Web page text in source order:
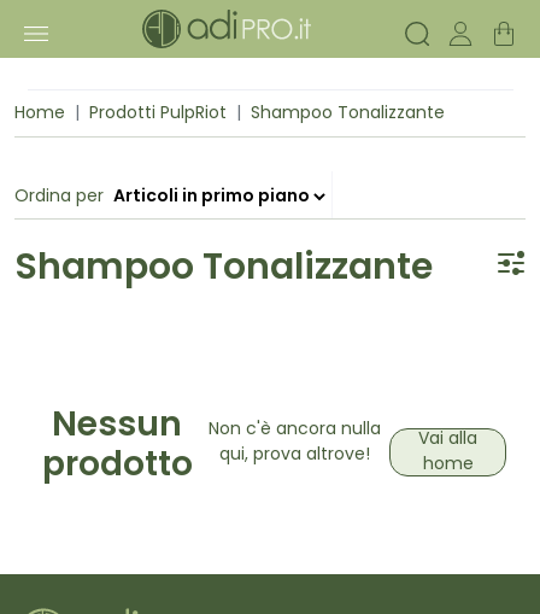
Home Prodotti PulpRiot Shampoo Tonalizzante
Ordina per
Shampoo Tonalizzante
Nessun
prodotto
Non c'è ancora nulla
qui, prova altrove!
Vai alla
home